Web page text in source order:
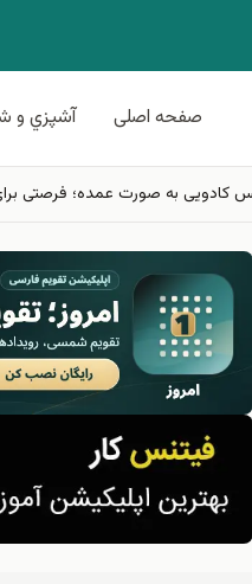
صفحه اصلی آشپزي و
کادویی به صورت عمده؛ فرصتی